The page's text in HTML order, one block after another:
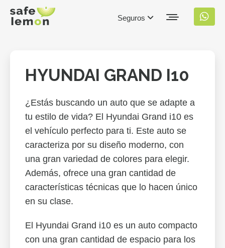
Seguros
HYUNDAI GRAND I10
¿Estás buscando un auto que se adapte a
tu estilo de vida? El Hyundai Grand i10 es
el vehículo perfecto para ti. Este auto se
caracteriza por su diseño moderno, con
una gran variedad de colores para elegir.
Además, ofrece una gran cantidad de
características técnicas que lo hacen único
en su clase.
El Hyundai Grand i10 es un auto compacto
con una gran cantidad de espacio para los